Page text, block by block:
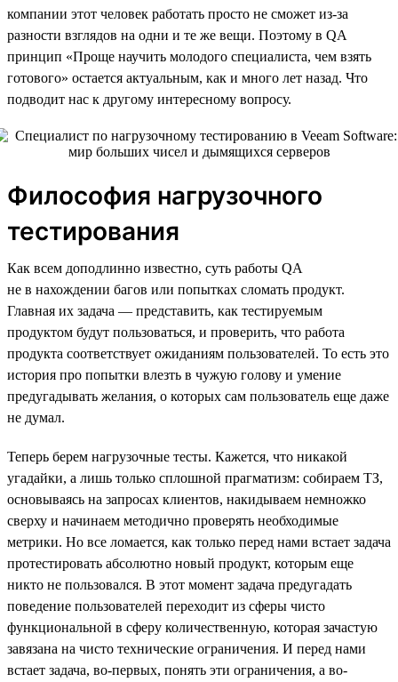
компании этот человек работать просто не сможет из-за
разности взглядов на одни и те же вещи. Поэтому в QA
принцип «Проще научить молодого специалиста, чем взять
готового» остается актуальным, как и много лет назад. Что
подводит нас к другому интересному вопросу.
Философия нагрузочного
тестирования
Как всем доподлинно известно, суть работы QA
не в нахождении багов или попытках сломать продукт.
Главная их задача — представить, как тестируемым
продуктом будут пользоваться, и проверить, что работа
продукта соответствует ожиданиям пользователей. То есть это
история про попытки влезть в чужую голову и умение
предугадывать желания, о которых сам пользователь еще даже
не думал.
Теперь берем нагрузочные тесты. Кажется, что никакой
угадайки, а лишь только сплошной прагматизм: собираем ТЗ,
основываясь на запросах клиентов, накидываем немножко
сверху и начинаем методично проверять необходимые
метрики. Но все ломается, как только перед нами встает задача
протестировать абсолютно новый продукт, которым еще
никто не пользовался. В этот момент задача предугадать
поведение пользователей переходит из сферы чисто
функциональной в сферу количественную, которая зачастую
завязана на чисто технические ограничения. И перед нами
встает задача, во-первых, понять эти ограничения, а во-